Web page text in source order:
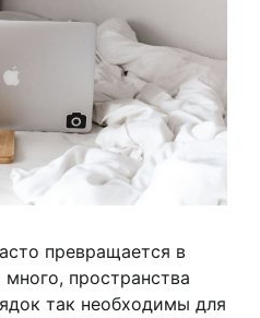
превращается в
пространства
так необходимы для